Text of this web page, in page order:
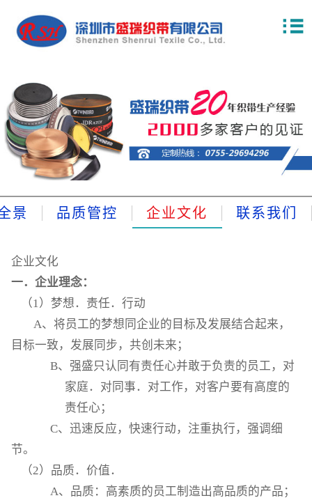
景 品质管控 企业文化 联系我们
企业文化
一．企业理念：
（1）梦想．责任．行动
A、将员工的梦想同企业的目标及发展结合起来，
目标一致，发展同步，共创未来；
B、强盛只认同有责任心并敢于负责的员工，对
家庭．对同事．对工作，对客户要有高度的
责任心；
C、迅速反应，快速行动，注重执行，强调细
节。
（2）品质．价值．
A、品质：高素质的员工制造出高品质的产品；